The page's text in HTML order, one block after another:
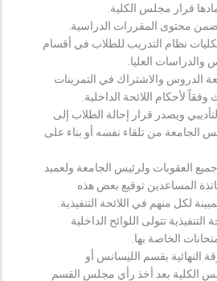
قرار مجلس الكلية.
محتوى المقررات الدراسية.
للكليات نظام التدريب للطلاب في أقسام
والدراسات العليا.
الدروس والاشتراك في التمرينات
لأحكام اللائحة الداخلية.
ويصدر قرار إحالة الطلاب إلى
الجامعة من تلقاء نفسه أو بناء على
العقوبات ولرئيس الجامعة ولعميد
المساعدين توقيع بعض هذه
لكل منهم في اللائحة التنفيذية.
تتولى اللوائح الداخلية
الخاصة بها.
النهائية بقسم الليسانس أو
الكلية بعد أخذ رأي مجلس القسم